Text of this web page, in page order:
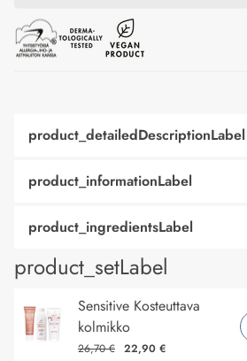
product_detailedDescriptionLabel
product_informationLabel
product_ingredientsLabel
product_setLabel
Sensitive Kosteuttava
kolmikko
26,70 € 22,90 €